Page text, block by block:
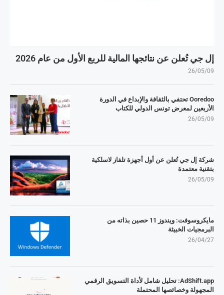
إل جي تُعلن عن نتائجها المالية للربع الأول من عام 2026
26/05/09
Ooredoo تحتفي بالثقافة والإبداع في الدورة
الأربعين لمعرض تونس الدولي للكتاب
26/05/09
شركة إل جي تُعلن عن أول أجهزة تلفاز لاسلكية
بتقنية معتمدة
26/05/09
مايكروسوفت: ويندوز 11 حصين بذاته من
البرمجيات الخبيثة
26/04/27
AdShift.app: تحليل شامل لأداة التسويق الرقمي
المجهولة وخصائصها المحتملة